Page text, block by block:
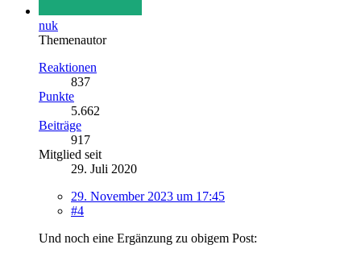
nuk
Themenautor
Reaktionen
837
Punkte
5.662
Beiträge
917
Mitglied seit
29. Juli 2020
29. November 2023 um 17:45
#4
Und noch eine Ergänzung zu obigem Post: